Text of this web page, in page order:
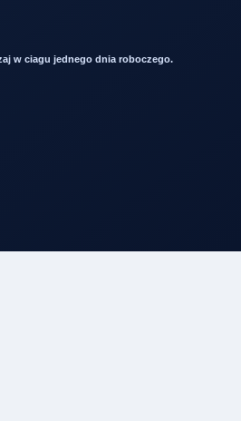
w ciagu jednego dnia roboczego.